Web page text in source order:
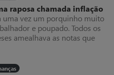
raposa chamada inflação
uma vez um porquinho muito
e poupado. Todos os
amealhava as notas que
raposa chamada inflação